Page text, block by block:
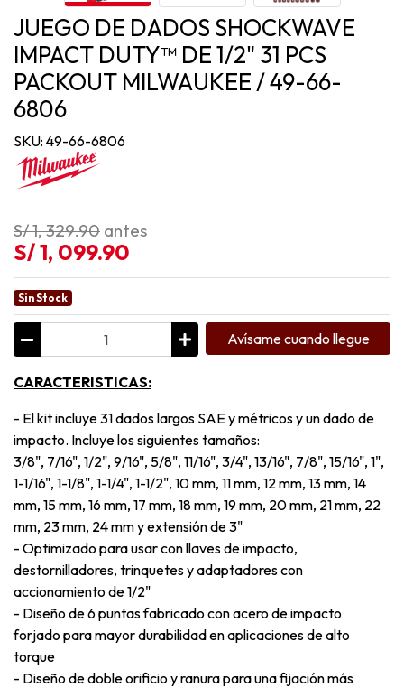
JUEGO DE DADOS SHOCKWAVE
IMPACT DUTY™ DE 1/2" 31 PCS
PACKOUT MILWAUKEE / 49-66-
6806
SKU: 49-66-6806
S/ 1, 329.90 antes
S/ 1, 099.90
Sin Stock
Avísame cuando llegue
CARACTERISTICAS:
- El kit incluye 31 dados largos SAE y métricos y un dado de
impacto. Incluye los siguientes tamaños:
3/8", 7/16", 1/2", 9/16", 5/8", 11/16", 3/4", 13/16", 7/8", 15/16", 1",
1-1/16", 1-1/8", 1-1/4", 1-1/2", 10 mm, 11 mm, 12 mm, 13 mm, 14
mm, 15 mm, 16 mm, 17 mm, 18 mm, 19 mm, 20 mm, 21 mm, 22
mm, 23 mm, 24 mm y extensión de 3"
- Optimizado para usar con llaves de impacto,
destornilladores, trinquetes y adaptadores con
accionamiento de 1/2"
- Diseño de 6 puntas fabricado con acero de impacto
forjado para mayor durabilidad en aplicaciones de alto
torque
- Diseño de doble orificio y ranura para una fijación más